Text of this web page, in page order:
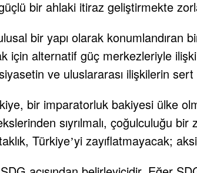
bir ahlaki itiraz geliştirmekte
bir yapı olarak konumlandıran
için alternatif güç merkezleriyle
ve uluslararası ilişkilerin
bir imparatorluk bakiyesi ülke
sıyrılmalı, çoğulculuğu
Türkiye’yi zayıflatmayacak;